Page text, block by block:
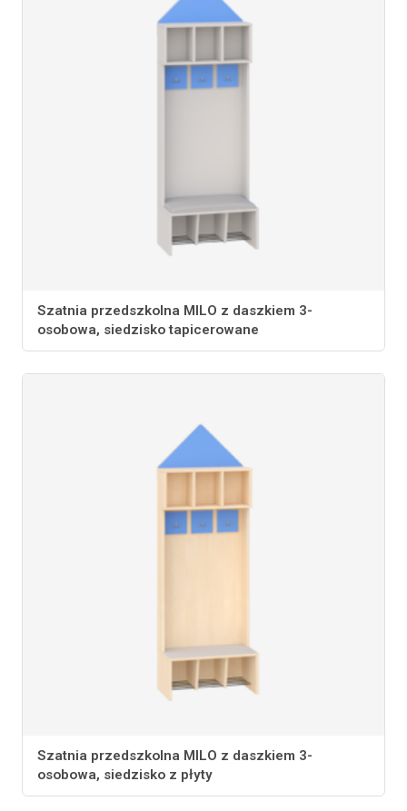
Szatnia przedszkolna MILO z daszkiem 3-
osobowa, siedzisko tapicerowane
Szatnia przedszkolna MILO z daszkiem 3-
osobowa, siedzisko z płyty